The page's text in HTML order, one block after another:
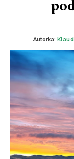
Autorka: